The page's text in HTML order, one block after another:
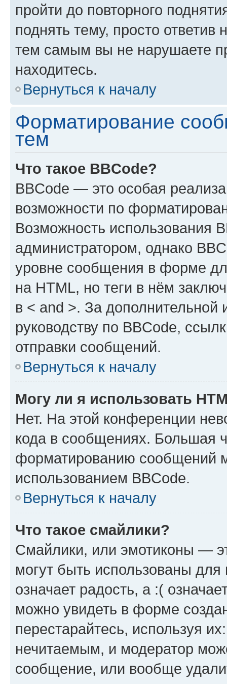
пройти до повторного
поднять тему, просто ответив
тем самым вы не нарушаете
находитесь.
Вернуться к началу
Форматирование
тем
Что такое BBCode?
BBCode — это особая
возможности по
Возможность использования
администратором, однако
уровне сообщения в форме
на HTML, но теги в нём
в < and >. За
руководству по BBCode,
отправки сообщений.
Вернуться к началу
Могу ли я использовать
Нет. На этой конференции
кода в сообщениях. Большая
форматированию сообщений
использованием BBCode.
Вернуться к началу
Что такое смайлики?
Смайлики, или эмотиконы —
могут быть использованы
означает радость, а :(
можно увидеть в форме
перестарайтесь, используя
нечитаемым, и модератор
сообщение, или вообще